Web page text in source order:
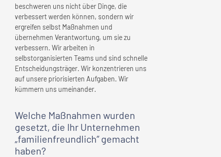
beschweren uns nicht über Dinge, die
verbessert werden können, sondern wir
ergreifen selbst Maßnahmen und
übernehmen Verantwortung, um sie zu
verbessern. Wir arbeiten in
selbstorganisierten Teams und sind schnelle
Entscheidungsträger. Wir konzentrieren uns
auf unsere priorisierten Aufgaben. Wir
kümmern uns umeinander.
Welche Maßnahmen wurden
gesetzt, die Ihr Unternehmen
„familienfreundlich” gemacht
haben?